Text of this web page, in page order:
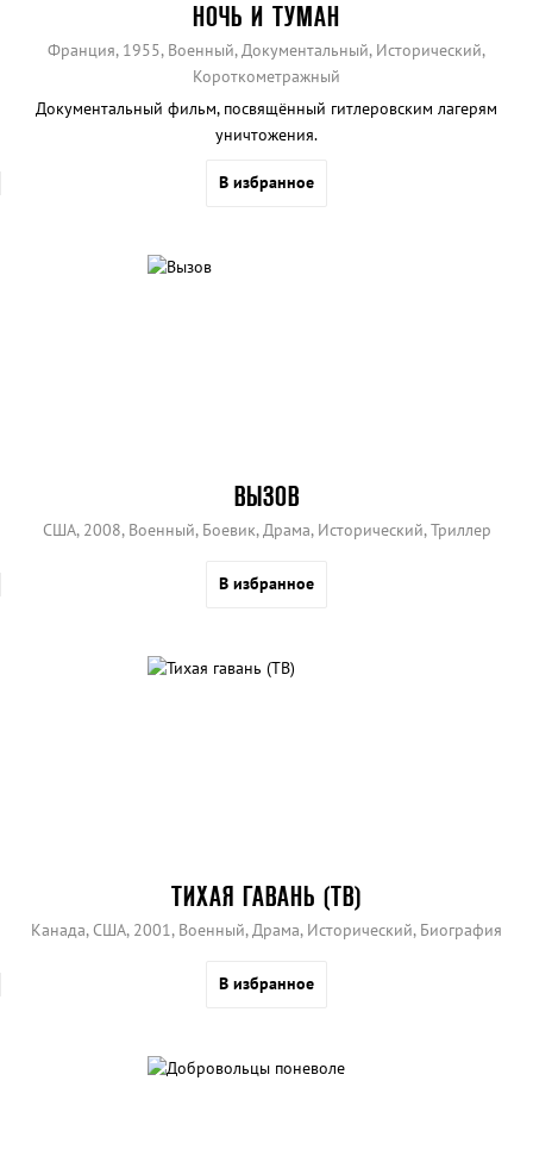
НОЧЬ И ТУМАН
Франция, 1955, Военный, Документальный, Исторический,
Короткометражный
Документальный фильм, посвящённый гитлеровским лагерям
уничтожения.
В избранное
ВЫЗОВ
США, 2008, Военный, Боевик, Драма, Исторический, Триллер
В избранное
ТИХАЯ ГАВАНЬ (ТВ)
Канада, США, 2001, Военный, Драма, Исторический, Биография
В избранное